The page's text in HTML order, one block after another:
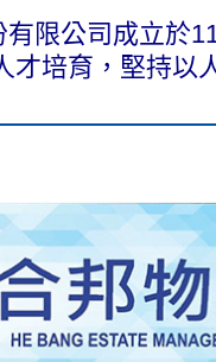
限公司成立於
培育，堅持以